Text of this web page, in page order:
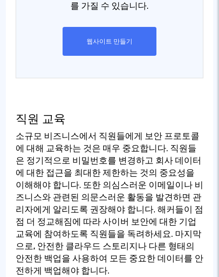
를 가질 수 있습니다.
웹사이트 만들기
직원 교육
소규모 비즈니스에서 직원들에게 보안 프로토콜
에 대해 교육하는 것은 매우 중요합니다. 직원들
은 정기적으로 비밀번호를 변경하고 회사 데이터
에 대한 접근을 최대한 제한하는 것의 중요성을
이해해야 합니다. 또한 의심스러운 이메일이나 비
즈니스와 관련된 의문스러운 활동을 발견하면 관
리자에게 알리도록 권장해야 합니다. 해커들이 점
점 더 정교해짐에 따라 사이버 보안에 대한 기업
교육에 참여하도록 직원들을 독려하세요. 마지막
으로, 안전한 클라우드 스토리지나 다른 형태의
안전한 백업을 사용하여 모든 중요한 데이터를 안
전하게 백업해야 합니다.